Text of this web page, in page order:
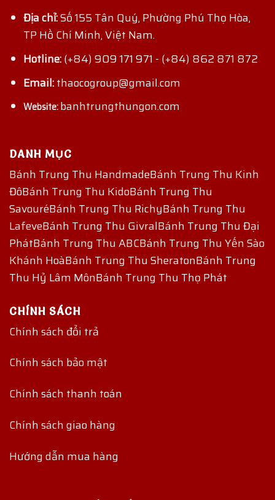
Địa chỉ:Số 155 Tân Quý, Phường Phú Thọ Hòa,
TP Hồ Chí Minh, Việt Nam.
Hotline:(+84) 909 171 971 - (+84) 862 871 872
Email:thaocogroup@gmail.com
Website:banhtrungthungon.com
DANH MỤC
Bánh Trung Thu HandmadeBánh Trung Thu Kinh
ĐôBánh Trung Thu KidoBánh Trung Thu
SavouréBánh Trung Thu RichyBánh Trung Thu
LafeveBánh Trung Thu GivralBánh Trung Thu Đại
PhátBánh Trung Thu ABCBánh Trung Thu Yến Sào
Khánh HoàBánh Trung Thu SheratonBánh Trung
Thu Hỷ Lâm MônBánh Trung Thu Thọ Phát
CHÍNH SÁCH
Chính sách đổi trả
Chính sách bảo mật
Chính sách thanh toán
Chính sách giao hàng
Hướng dẫn mua hàng